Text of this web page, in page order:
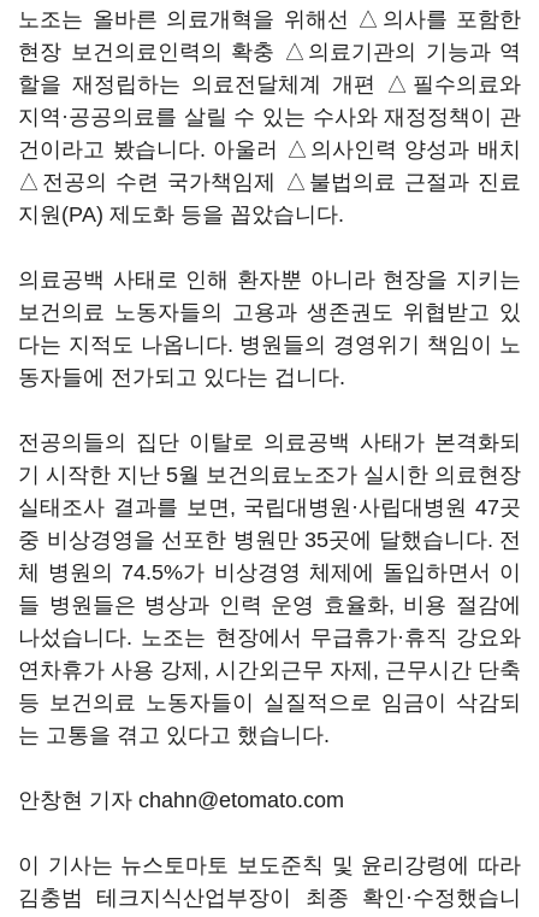
노조는 올바른 의료개혁을 위해선 △의사를 포함한
현장 보건의료인력의 확충 △의료기관의 기능과 역
할을 재정립하는 의료전달체계 개편 △필수의료와
지역·공공의료를 살릴 수 있는 수사와 재정정책이 관
건이라고 봤습니다. 아울러 △의사인력 양성과 배치
△전공의 수련 국가책임제 △불법의료 근절과 진료
지원(PA) 제도화 등을 꼽았습니다.
의료공백 사태로 인해 환자뿐 아니라 현장을 지키는
보건의료 노동자들의 고용과 생존권도 위협받고 있
다는 지적도 나옵니다. 병원들의 경영위기 책임이 노
동자들에 전가되고 있다는 겁니다.
전공의들의 집단 이탈로 의료공백 사태가 본격화되
기 시작한 지난 5월 보건의료노조가 실시한 의료현장
실태조사 결과를 보면, 국립대병원·사립대병원 47곳
중 비상경영을 선포한 병원만 35곳에 달했습니다. 전
체 병원의 74.5%가 비상경영 체제에 돌입하면서 이
들 병원들은 병상과 인력 운영 효율화, 비용 절감에
나섰습니다. 노조는 현장에서 무급휴가·휴직 강요와
연차휴가 사용 강제, 시간외근무 자제, 근무시간 단축
등 보건의료 노동자들이 실질적으로 임금이 삭감되
는 고통을 겪고 있다고 했습니다.
안창현 기자 chahn@etomato.com
이 기사는 뉴스토마토 보도준칙 및 윤리강령에 따라
김충범 테크지식산업부장이 최종 확인·수정했습니